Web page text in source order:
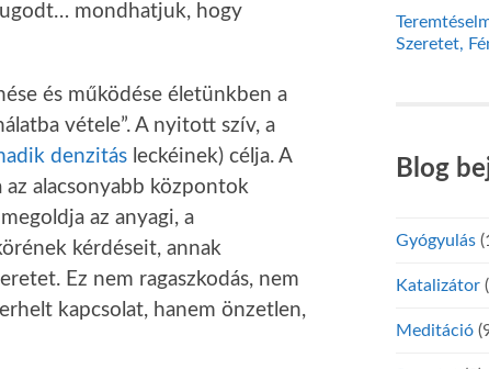
mondhatjuk, hogy
és működése életünkben a
vétele”. A nyitott szív, a
denzitás leckéinek) célja. A
alacsonyabb központok
az anyagi, a
kérdéseit, annak
Ez nem ragaszkodás, nem
kapcsolat, hanem önzetlen,
Szeretet,
Blog
Gyógyulás
Katalizátor
Meditáció